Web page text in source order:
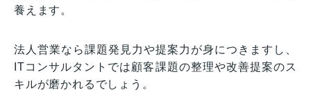
養えます。
法人営業なら課題発見力や提案力が身につきますし、
ITコンサルタントでは顧客課題の整理や改善提案のス
キルが磨かれるでしょう。